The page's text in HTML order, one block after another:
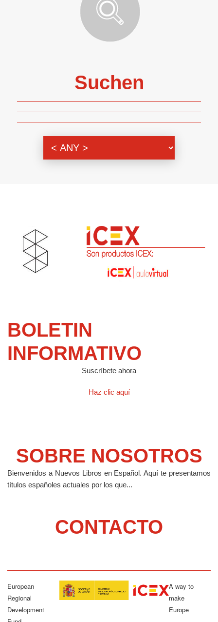
Suchen
BOLETIN
INFORMATIVO
Suscríbete ahora
Haz clic aquí
SOBRE NOSOTROS
Bienvenidos a Nuevos Libros en Español.Aquí te presentamos
títulos españoles actuales por los que...
CONTACTO
European
Regional
Development
A way to
make
Europe